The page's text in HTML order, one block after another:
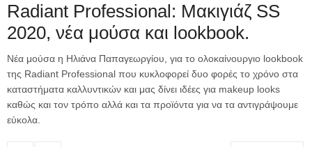
Radiant Professional: Μακιγιάζ SS
2020, νέα μούσα και lookbook.
Νέα μούσα η Ηλιάνα Παπαγεωργίου, για το ολοκαίνουργιο lookbook
της Radiant Professional που κυκλοφορεί δυο φορές το χρόνο στα
καταστήματα καλλυντικών και μας δίνει ιδέες για makeup looks
καθώς και τον τρόπο αλλά και τα προϊόντα για να τα αντιγράψουμε
εύκολα.